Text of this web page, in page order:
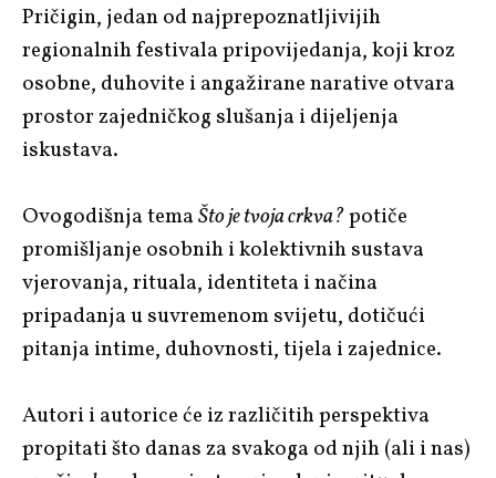
Pričigin, jedan od najprepoznatljivijih
regionalnih festivala pripovijedanja, koji kroz
osobne, duhovite i angažirane narative otvara
prostor zajedničkog slušanja i dijeljenja
iskustava.
Ovogodišnja temaŠto je tvoja crkva?potiče
promišljanje osobnih i kolektivnih sustava
vjerovanja, rituala, identiteta i načina
pripadanja u suvremenom svijetu, dotičući
pitanja intime, duhovnosti, tijela i zajednice.
Autori i autorice će iz različitih perspektiva
propitati što danas za svakoga od njih (ali i nas)